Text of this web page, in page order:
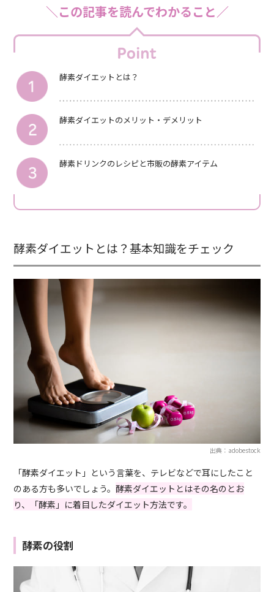
＼この記事を読んでわかること／
酵素ダイエットとは？
酵素ダイエットのメリット・デメリット
酵素ドリンクのレシピと市販の酵素アイテム
酵素ダイエットとは？基本知識をチェック
出典：adobestock
「酵素ダイエット」という言葉を、テレビなどで耳にしたこと
のある方も多いでしょう。酵素ダイエットとはその名のとお
り、「酵素」に着目したダイエット方法です。
酵素の役割